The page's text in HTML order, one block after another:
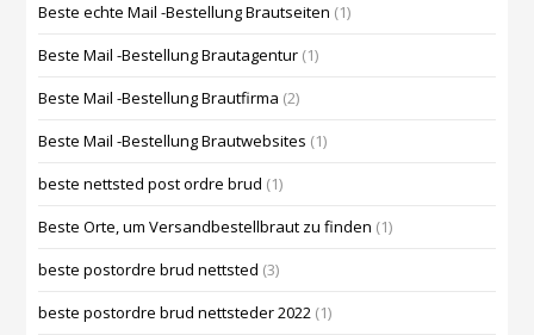
Beste echte Mail -Bestellung Brautseiten (1)
Beste Mail -Bestellung Brautagentur (1)
Beste Mail -Bestellung Brautfirma (2)
Beste Mail -Bestellung Brautwebsites (1)
beste nettsted post ordre brud (1)
Beste Orte, um Versandbestellbraut zu finden (1)
beste postordre brud nettsted (3)
beste postordre brud nettsteder 2022 (1)